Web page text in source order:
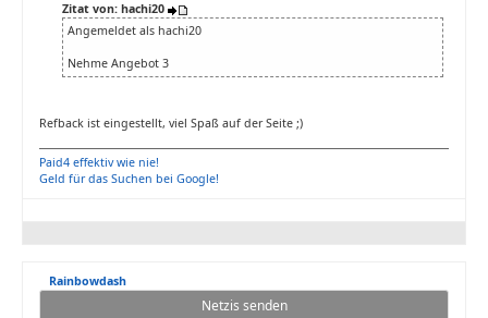
Zitat von: hachi20
Angemeldet als hachi20
Nehme Angebot 3
Refback ist eingestellt, viel Spaß auf der Seite ;)
Paid4 effektiv wie nie!
Geld für das Suchen bei Google!
Rainbowdash
Netzis senden